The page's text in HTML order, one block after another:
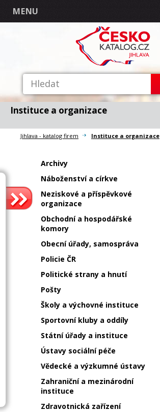
MENU
Instituce a organizace
Jihlava - katalog firem Instituce a organizace
Archivy
Náboženství a církve
Neziskové a příspěvkové
organizace
Obchodní a hospodářské
komory
Obecní úřady, samospráva
Policie ČR
Politické strany a hnutí
Pošty
Školy a výchovné instituce
Sportovní kluby a oddíly
Státní úřady a instituce
Ústavy sociální péče
Vědecké a výzkumné ústavy
Zahraniční a mezinárodní
instituce
Zdravotnická zařízení